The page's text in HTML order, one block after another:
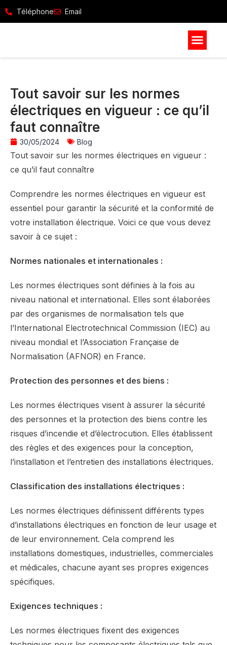
Téléphone Email
Tout savoir sur les normes
électriques en vigueur : ce qu’il
faut connaître
30/05/2024 Blog
Tout savoir sur les normes électriques en vigueur :
ce qu’il faut connaître
Comprendre les normes électriques en vigueur est
essentiel pour garantir la sécurité et la conformité de
votre installation électrique. Voici ce que vous devez
savoir à ce sujet :
Normes nationales et internationales :
Les normes électriques sont définies à la fois au
niveau national et international. Elles sont élaborées
par des organismes de normalisation tels que
l’International Electrotechnical Commission (IEC) au
niveau mondial et l’Association Française de
Normalisation (AFNOR) en France.
Protection des personnes et des biens :
Les normes électriques visent à assurer la sécurité
des personnes et la protection des biens contre les
risques d’incendie et d’électrocution. Elles établissent
des règles et des exigences pour la conception,
l’installation et l’entretien des installations électriques.
Classification des installations électriques :
Les normes électriques définissent différents types
d’installations électriques en fonction de leur usage et
de leur environnement. Cela comprend les
installations domestiques, industrielles, commerciales
et médicales, chacune ayant ses propres exigences
spécifiques.
Exigences techniques :
Les normes électriques fixent des exigences